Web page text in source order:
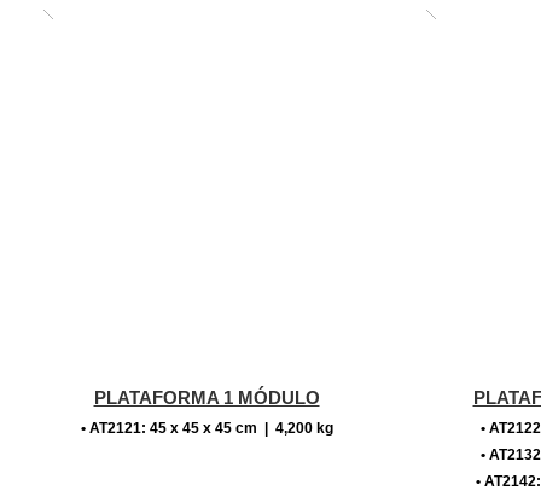
PLATAFORMA 1 MÓDULO
• AT2121: 45 x 45 x 45 cm | 4,200 kg
•
•
•